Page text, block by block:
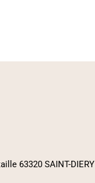
63320 SAINT-DIERY